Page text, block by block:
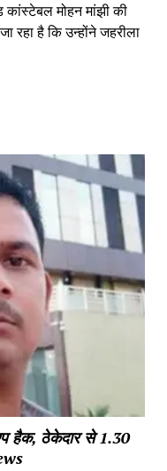
मोहन मांझी की
रहा है कि उन्होंने जहरीला
हैक, ठेकेदार से 1.30